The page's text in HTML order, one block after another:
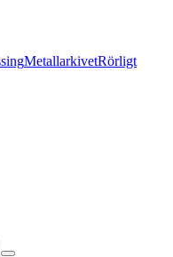
MetallarkivetRörligt